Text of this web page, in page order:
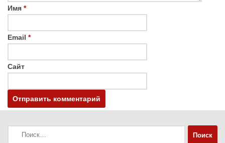
Имя *
Email *
Сайт
Найти: